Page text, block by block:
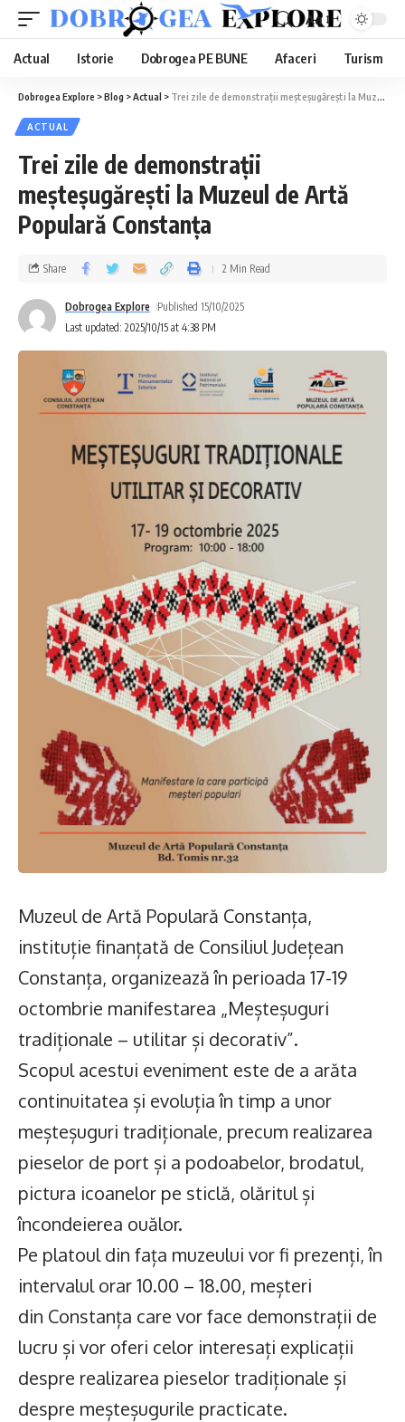
Aa
Actual Istorie Dobrogea PE BUNE Afaceri Turism
Dobrogea Explore >Blog >Actual > Trei zile de demonstrații meșteșugărești la Muzeul de Artă Populară Constanța
ACTUAL
Trei zile de demonstrații
meșteșugărești la Muzeul de Artă
Populară Constanța
Last updated: 2025/10/15 at 4:38 PM
Dobrogea Explore Published 15/10/2025
Share 2 Min Read
Muzeul de Artă Populară Constanța,
instituție finanțată de Consiliul Județean
Constanța, organizează în perioada 17-19
octombrie manifestarea „Meșteșuguri
tradiționale – utilitar și decorativ”.
Scopul acestui eveniment este de a arăta
continuitatea și evoluția în timp a unor
meșteșuguri tradiționale, precum realizarea
pieselor de port și a podoabelor, brodatul,
pictura icoanelor pe sticlă, olăritul și
încondeierea ouălor.
Pe platoul din fața muzeului vor fi prezenți, în
intervalul orar 10.00 – 18.00, meșteri
din Constanța care vor face demonstrații de
lucru și vor oferi celor interesați explicații
despre realizarea pieselor tradiționale și
despre meșteșugurile practicate.